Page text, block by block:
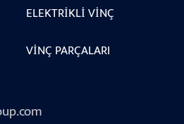
ELEKTRIKLI VINÇ
VINÇ PARÇALARI